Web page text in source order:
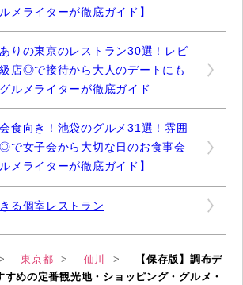
メライターが徹底ガイド】
りの東京のレストラン30選！レビ
店◎で接待から大人のデートにも
ルメライターが徹底ガイド
食向き！池袋のグルメ31選！雰囲
女子会から大切な日のお食事会
メライターが徹底ガイド】
る個室レストラン
東京都 仙川
【保存版】調布デ
すめの定番観光地・ショッピング・グルメ・